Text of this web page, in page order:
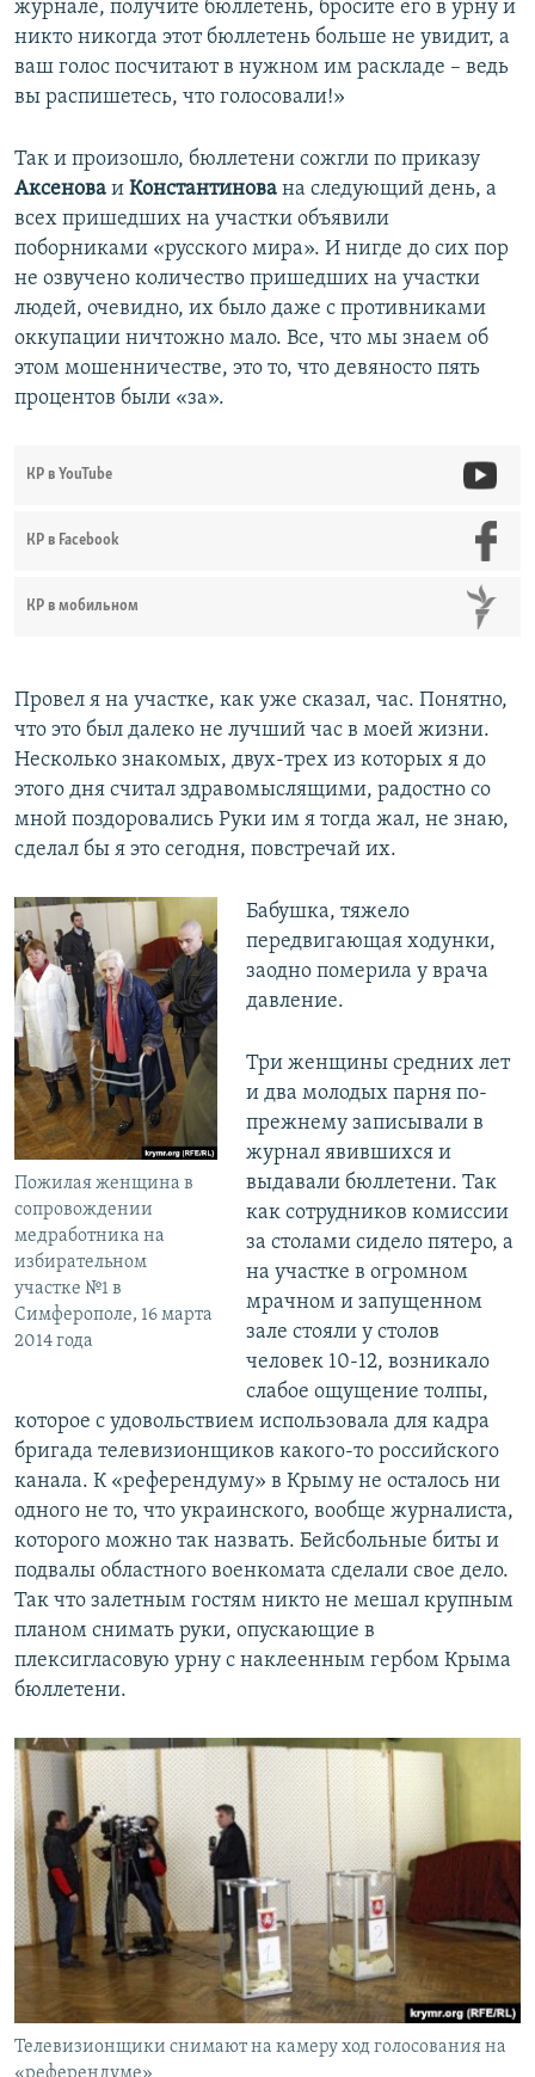
журнале, получите бюллетень, бросите его в урну и
никто никогда этот бюллетень больше не увидит, а
ваш голос посчитают в нужном им раскладе – ведь
вы распишетесь, что голосовали!»
Так и произошло, бюллетени сожгли по приказу
Аксенова и Константинова на следующий день, а
всех пришедших на участки объявили
поборниками «русского мира». И нигде до сих пор
не озвучено количество пришедших на участки
людей, очевидно, их было даже с противниками
оккупации ничтожно мало. Все, что мы знаем об
этом мошенничестве, это то, что девяносто пять
процентов были «за».
КР в YouTube
КР в Facebook
КР в мобильном
Провел я на участке, как уже сказал, час. Понятно,
что это был далеко не лучший час в моей жизни.
Несколько знакомых, двух-трех из которых я до
этого дня считал здравомыслящими, радостно со
мной поздоровались Руки им я тогда жал, не знаю,
сделал бы я это сегодня, повстречай их.
Пожилая женщина в
сопровождении
медработника на
избирательном
участке №1 в
Симферополе, 16 марта
2014 года
Бабушка, тяжело
передвигающая ходунки,
заодно померила у врача
давление.
Три женщины средних лет
и два молодых парня по-
прежнему записывали в
журнал явившихся и
выдавали бюллетени. Так
как сотрудников комиссии
за столами сидело пятеро, а
на участке в огромном
мрачном и запущенном
зале стояли у столов
человек 10-12, возникало
слабое ощущение толпы,
которое с удовольствием использовала для кадра
бригада телевизионщиков какого-то российского
канала. К «референдуму» в Крыму не осталось ни
одного не то, что украинского, вообще журналиста,
которого можно так назвать. Бейсбольные биты и
подвалы областного военкомата сделали свое дело.
Так что залетным гостям никто не мешал крупным
планом снимать руки, опускающие в
плексигласовую урну с наклеенным гербом Крыма
бюллетени.
Телевизионщики снимают на камеру ход голосования на